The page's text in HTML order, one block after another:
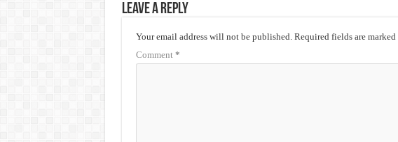
Leave a Reply
Your email address will not be published. Required fields are marked
Comment *